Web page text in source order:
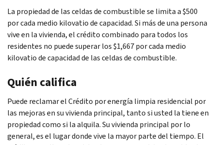
La propiedad de las celdas de combustible se limita a $500
por cada medio kilovatio de capacidad. Si más de una persona
vive en la vivienda, el crédito combinado para todos los
residentes no puede superar los $1,667 por cada medio
kilovatio de capacidad de las celdas de combustible.
Quién califica
Puede reclamar el Crédito por energía limpia residencial por
las mejoras en su vivienda principal, tanto si usted la tiene en
propiedad como si la alquila. Su vivienda principal por lo
general, es el lugar donde vive la mayor parte del tiempo. El